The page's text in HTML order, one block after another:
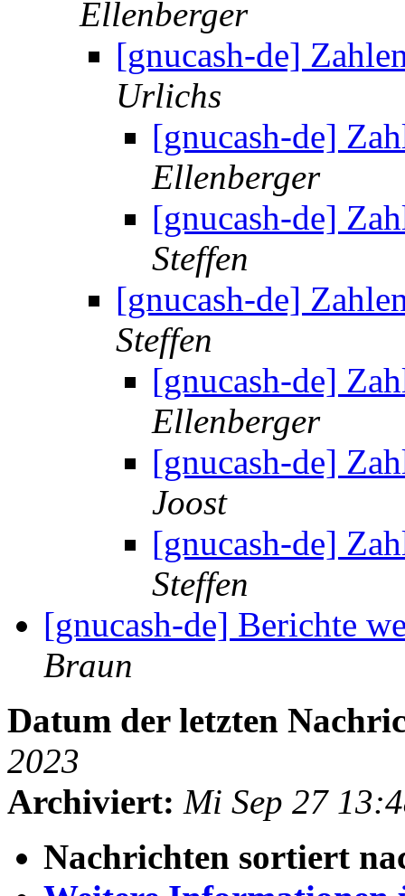
Ellenberger
[gnucash-de]
Urlichs
[gnucash-de]
Ellenberger
[gnucash-de]
Steffen
[gnucash-de]
Steffen
[gnucash-de]
Ellenberger
[gnucash-de]
Joost
[gnucash-de]
Steffen
[gnucash-de] Berichte
Braun
Datum der letzten
2023
Archiviert: Mi Sep 27
Nachrichten sortiert